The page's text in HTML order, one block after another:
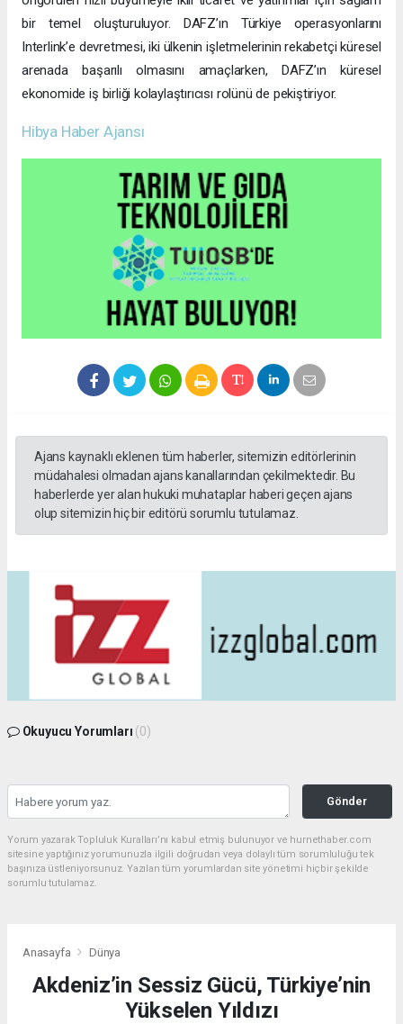
bir temel oluşturuluyor. DAFZ’ın Türkiye operasyonlarını
Interlink’e devretmesi, iki ülkenin işletmelerinin rekabetçi küresel
arenada başarılı olmasını amaçlarken, DAFZ’ın küresel
ekonomide iş birliği kolaylaştırıcısı rolünü de pekiştiriyor.
Hibya Haber Ajansı
Ajans kaynaklı eklenen tüm haberler, sitemizin editörlerinin
müdahalesi olmadan ajans kanallarından çekilmektedir. Bu
haberlerde yer alan hukuki muhataplar haberi geçen ajans
olup sitemizin hiç bir editörü sorumlu tutulamaz.
Okuyucu Yorumları (0)
Gönder
Yorum yazarak Topluluk Kuralları’nı kabul etmiş bulunuyor ve hurnethaber.com
sitesine yaptığınız yorumunuzla ilgili doğrudan veya dolaylı tüm sorumluluğu tek
başınıza üstleniyorsunuz. Yazılan tüm yorumlardan site yönetimi hiçbir şekilde
sorumlu tutulamaz.
Anasayfa Dünya
Akdeniz’in Sessiz Gücü, Türkiye’nin
Yükselen Yıldızı